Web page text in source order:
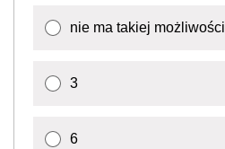
nie ma takiej możliwości
3
6